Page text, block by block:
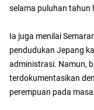
selama puluhan tahun
Ia juga menilai
pendudukan Jepang
administrasi. Namun,
terdokumentasikan
perempuan pada